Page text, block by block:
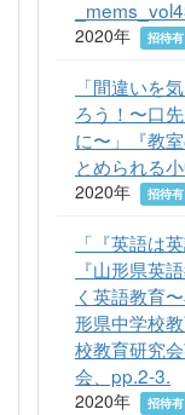
2020年 招待有
「間違いを
ろう！〜口
に〜」『教
とめられる
2020年 招待有
「『英語は
『山形県英
く英語教育
形県中学校
校教育研究
会、pp.2-3.
2020年 招待有